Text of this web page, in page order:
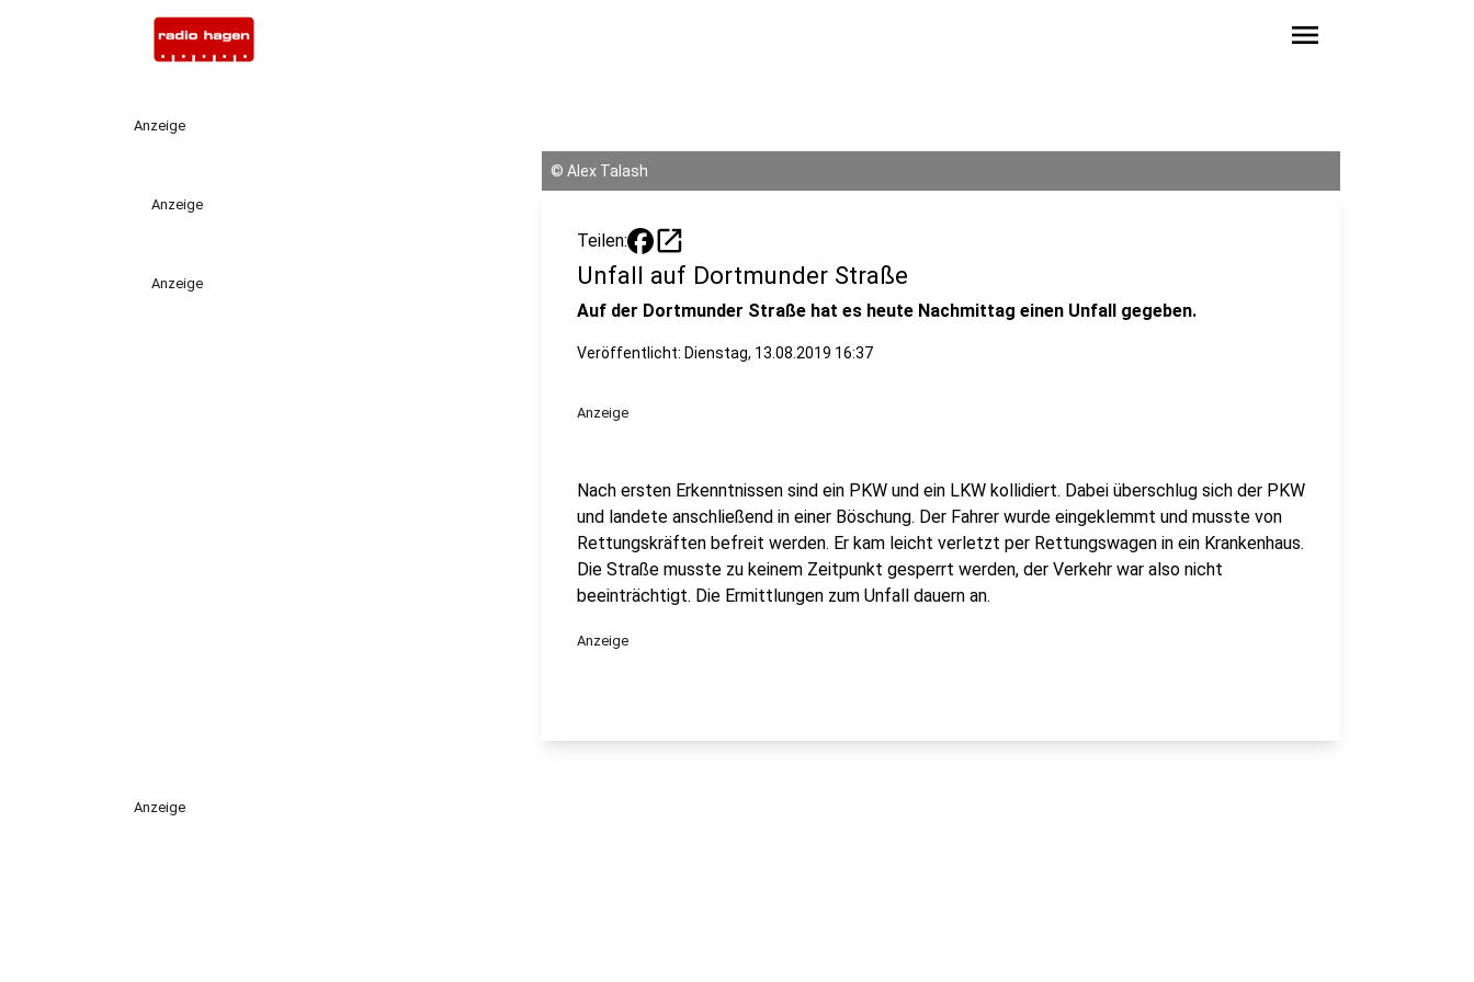
menu
Anzeige
Anzeige
Anzeige
© Alex Talash
Teilen: open_in_new
Unfall auf Dortmunder Straße
Auf der Dortmunder Straße hat es heute Nachmittag einen Unfall gegeben.
Veröffentlicht: Dienstag, 13.08.2019 16:37
Anzeige
Nach ersten Erkenntnissen sind ein PKW und ein LKW kollidiert. Dabei überschlug sich der PKW
und landete anschließend in einer Böschung. Der Fahrer wurde eingeklemmt und musste von
Rettungskräften befreit werden. Er kam leicht verletzt per Rettungswagen in ein Krankenhaus.
Die Straße musste zu keinem Zeitpunkt gesperrt werden, der Verkehr war also nicht
beeinträchtigt. Die Ermittlungen zum Unfall dauern an.
Anzeige
Anzeige